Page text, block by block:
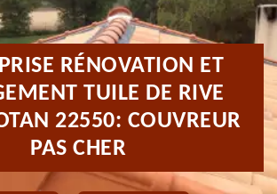
RÉNOVATION ET
TUILE DE RIVE
22550: COUVREUR
PAS CHER